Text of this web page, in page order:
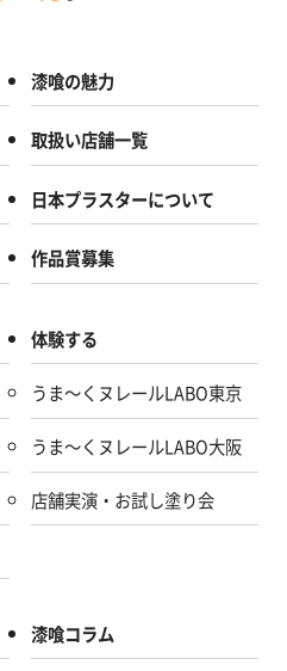
漆喰の魅力
取扱い店舗一覧
日本プラスターについて
作品賞募集
体験する
うま～くヌレールLABO東京
うま～くヌレールLABO大阪
店舗実演・お試し塗り会
漆喰コラム